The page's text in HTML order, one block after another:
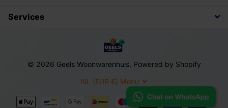
Services
© 2026 Geels Woonwarenhuis, Powered by Shopify
NL (EUR €) Menu